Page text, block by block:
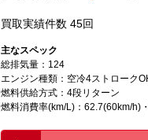
買取実績件数 45回
主なスペック
総排気量：124
エンジン種類：空冷4ストローク
燃料供給方式：4段リターン
燃料消費率(km/L)：62.7(60km/h)